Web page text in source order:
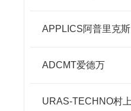
APPLICS阿普里克斯
ADCMT爱德万